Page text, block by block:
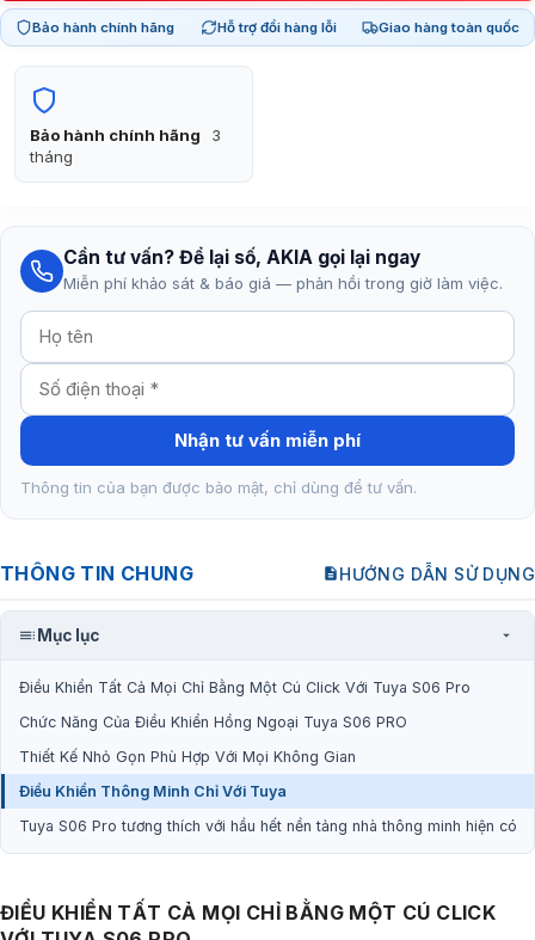
Bảo hành chính hãng Hỗ trợ đổi hàng lỗi Giao hàng toàn quốc
Bảo hành chính hãng
3
tháng
Cần tư vấn? Để lại số, AKIA gọi lại ngay
Miễn phí khảo sát & báo giá — phản hồi trong giờ làm việc.
Nhận tư vấn miễn phí
Thông tin của bạn được bảo mật, chỉ dùng để tư vấn.
THÔNG TIN CHUNG HƯỚNG DẪN SỬ DỤNG
Mục lục
Điều Khiển Tất Cả Mọi Chỉ Bằng Một Cú Click Với Tuya S06 Pro
Chức Năng Của Điều Khiển Hồng Ngoại Tuya S06 PRO
Thiết Kế Nhỏ Gọn Phù Hợp Với Mọi Không Gian
Điều Khiển Thông Minh Chỉ Với Tuya
Tuya S06 Pro tương thích với hầu hết nền tảng nhà thông minh hiện có
ĐIỀU KHIỂN TẤT CẢ MỌI CHỈ BẰNG MỘT CÚ CLICK